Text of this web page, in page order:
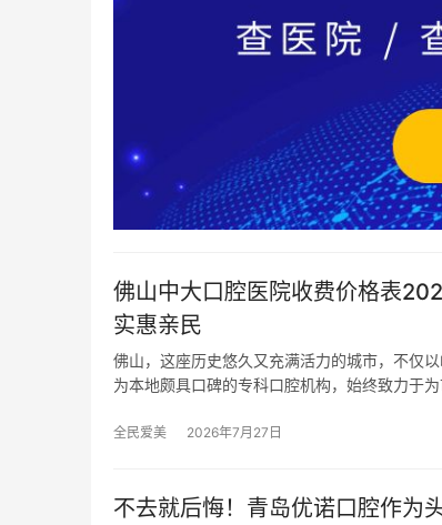
佛山中大口腔医院收费价格表
实惠亲民
佛山，这座历史悠久又充满活力的城市，不仅
为本地颇具口碑的专科口腔机构，始终致力于
全民爱美 2026年7月27日
不去就后悔！青岛优诺口腔作为